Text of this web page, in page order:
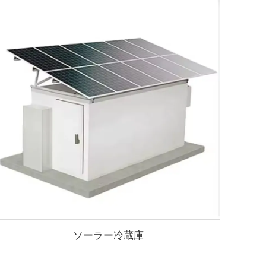
ソーラー冷蔵庫